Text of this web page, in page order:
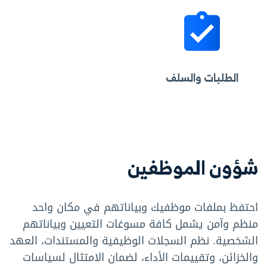
الطلبات والسلف
شؤون الموظفين
احتفظ بملفات موظفيك وبياناتهم في مكان واحد
منظم وآمن يشمل كافة مسوغات التعيين وبياناتهم
الشخصية. نظم السجلات الوظيفية والمستندات، العهد
والخزائن، وتقييمات الأداء، لضمان الامتثال لسياسات